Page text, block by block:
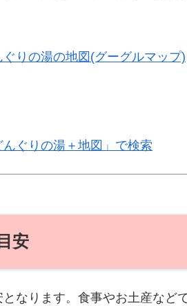
りの湯の地図(グーグルマップ)
んぐりの湯＋地図」で検索
安
なります。食事やお土産など